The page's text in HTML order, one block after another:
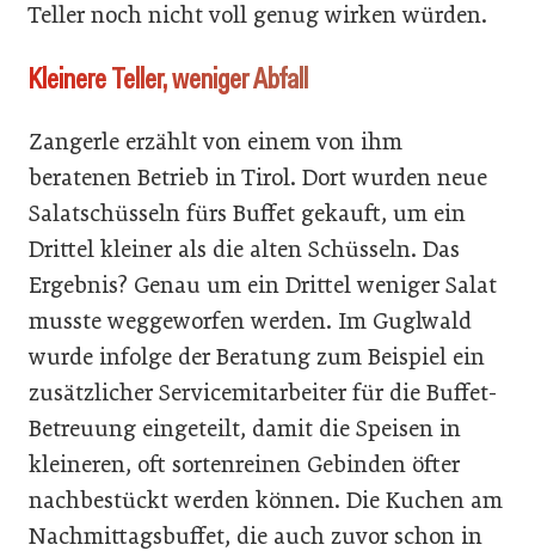
Teller noch nicht voll genug wirken würden.
Kleinere Teller, weniger Abfall
Zangerle erzählt von einem von ihm
beratenen Betrieb in Tirol. Dort wurden neue
Salatschüsseln fürs Buffet gekauft, um ein
Drittel kleiner als die alten Schüsseln. Das
Ergebnis? Genau um ein Drittel weniger Salat
musste weggeworfen werden. Im Guglwald
wurde infolge der Beratung zum Beispiel ein
zusätzlicher Servicemitarbeiter für die Buffet-
Betreuung eingeteilt, damit die Speisen in
kleineren, oft sortenreinen Gebinden öfter
nachbestückt werden können. Die Kuchen am
Nachmittagsbuffet, die auch zuvor schon in